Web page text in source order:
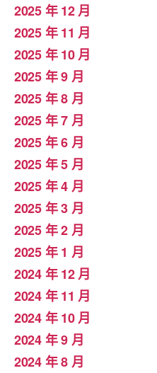
2025 年 12 月
2025 年 11 月
2025 年 10 月
2025 年 9 月
2025 年 8 月
2025 年 7 月
2025 年 6 月
2025 年 5 月
2025 年 4 月
2025 年 3 月
2025 年 2 月
2025 年 1 月
2024 年 12 月
2024 年 11 月
2024 年 10 月
2024 年 9 月
2024 年 8 月